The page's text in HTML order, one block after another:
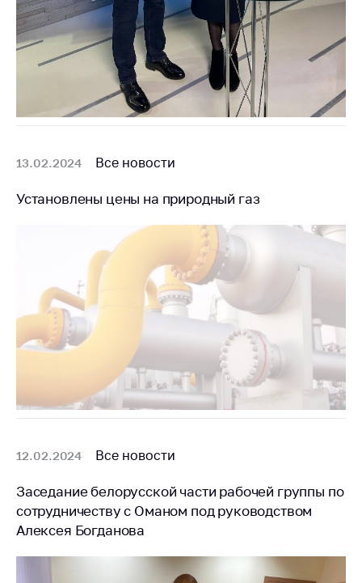
Деятельность
Ценовая политика
Антимонопольное
регулирование и
конкуренция
Регулирование и
Защита прав
Регулирование
рекламной
деятельности
Международное
сотрудничество
Применение мер
нетарифного
регулирования
Выставочная
Республике
Беларусь
Защита
13.02.2024 Все новости
Установлены цены на природный газ
12.02.2024 Все новости
Заседание белорусской части рабочей группы по
сотрудничеству с Оманом под руководством
Алексея Богданова